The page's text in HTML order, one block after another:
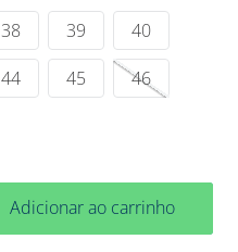
38 39
40
44 45
46
Adicionar ao carrinho